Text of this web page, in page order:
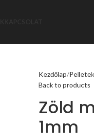
Kezdőlap
Back to products
Zöld
1mm